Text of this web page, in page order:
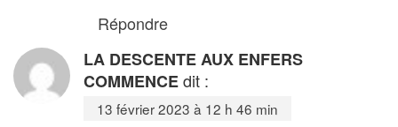
Répondre
LA DESCENTE AUX ENFERS
COMMENCEdit :
13 février 2023 à 12 h 46 min